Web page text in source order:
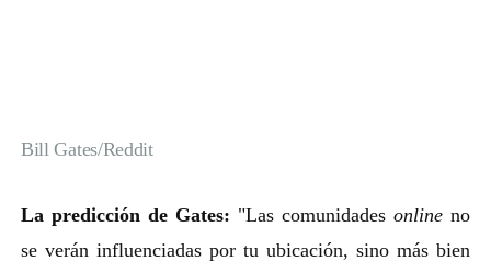
Bill Gates/Reddit
La predicción de Gates: "Las comunidadesonline no
se verán influenciadas por tu ubicación, sino más bien